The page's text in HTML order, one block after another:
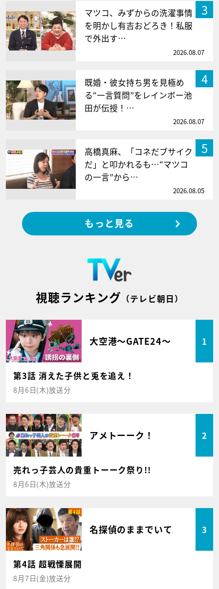
3
マツコ、みずからの洗濯事情
を明かし有吉おどろき！私服
で外出す…
2026.08.07
4
既婚・彼女持ち男を見極め
る“一言質問”をレインボー池
田が伝授！…
2026.08.07
5
高橋真麻、「コネだブサイク
だ」と叩かれるも…“マツコ
の一言”から…
2026.08.05
もっと見る
視聴ランキング （テレビ朝日）
大空港～GATE24～ 1
第3話 消えた子供と兎を追え！
8月6日(木)放送分
アメトーーク！ 2
売れっ子芸人の貴重トーーク祭り!!
8月6日(木)放送分
名探偵のままでいて 3
第4話 超戦慄展開
8月7日(金)放送分